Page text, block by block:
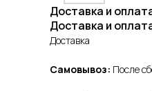
Доставка и
Доставка и
Доставка
Самовывоз: После